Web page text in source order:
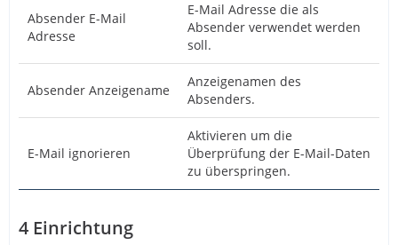
Absender E-Mail
Adresse
E-Mail Adresse die als
Absender verwendet werden
soll.
Absender Anzeigename
Anzeigenamen des
Absenders.
E-Mail ignorieren
Aktivieren um die
Überprüfung der E-Mail-Daten
zu überspringen.
4 Einrichtung